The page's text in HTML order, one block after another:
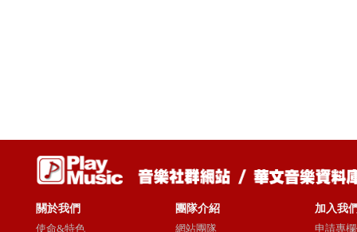
關於我們
使命&特色
團隊介紹
網站團隊
加入我
申請專